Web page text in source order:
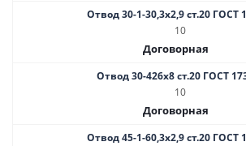
Отвод 30-1-30,3х2,9 ст.20 ГОСТ
10
Договорная
Отвод 30-426х8 ст.20 ГОСТ
10
Договорная
Отвод 45-1-60,3х2,9 ст.20 ГОСТ